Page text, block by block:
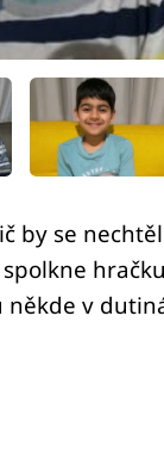
by se
v